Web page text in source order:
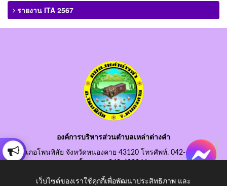
รายงาน ITA 2567
องค์การบริหารส่วนตำบลเหล่าต่างคำ
อำเภอโพนพิสัย จังหวัดหนองคาย 43120 โทรศัพท์. 042-490845
โทรสาร. 042-490846
อีเมลกลาง. saraban@laotangkham.go.th
เว็บไซต์ของเราใช้คุกกี้เพื่อพัฒนาประสิทธิภาพ และ